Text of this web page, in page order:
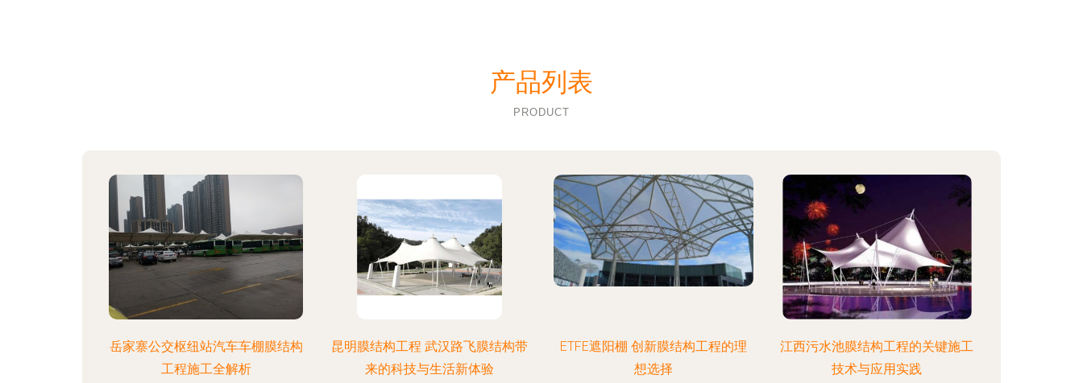
产品列表
PRODUCT
岳家寨公交枢纽站汽车车棚膜结构
工程施工全解析
昆明膜结构工程 武汉路飞膜结构带
来的科技与生活新体验
ETFE遮阳棚 创新膜结构工程的理
想选择
江西污水池膜结构工程的关键施工
技术与应用实践